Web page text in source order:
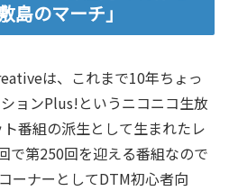
島のマーチ」
は、これまで10年ちょっ
ョンPlus!というニコニコ生放
番組の派生として生まれたレ
で第250回を迎える番組なので
ーナーとしてDTM初心者向